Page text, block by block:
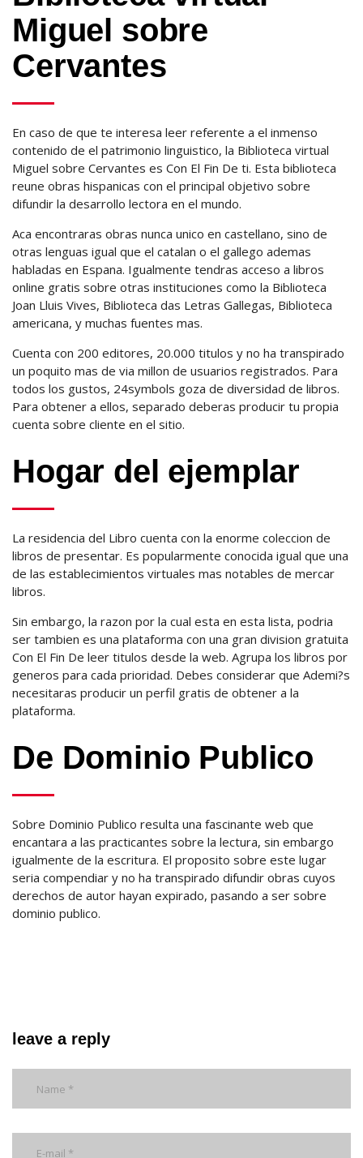
Miguel sobre
Cervantes
En caso de que te interesa leer referente a el inmenso
contenido de el patrimonio linguistico, la Biblioteca virtual
Miguel sobre Cervantes es Con El Fin De ti. Esta biblioteca
reune obras hispanicas con el principal objetivo sobre
difundir la desarrollo lectora en el mundo.
Aca encontraras obras nunca unico en castellano, sino de
otras lenguas igual que el catalan o el gallego ademas
habladas en Espana. Igualmente tendras acceso a libros
online gratis sobre otras instituciones como la Biblioteca
Joan Lluis Vives, Biblioteca das Letras Gallegas, Biblioteca
americana, y muchas fuentes mas.
Cuenta con 200 editores, 20.000 titulos y no ha transpirado
un poquito mas de vi­a millon de usuarios registrados. Para
todos los gustos, 24symbols goza de diversidad de libros.
Para obtener a ellos, separado deberas producir tu propia
cuenta sobre cliente en el sitio.
Hogar del ejemplar
La residencia del Libro cuenta con la enorme coleccion de
libros de presentar. Es popularmente conocida igual que una
de las establecimientos virtuales mas notables de mercar
libros.
Sin embargo, la razon por la cual esta en esta lista, podri­a
ser tambien es una plataforma con una gran division gratuita
Con El Fin De leer titulos desde la web. Agrupa los libros por
generos para cada prioridad. Debes considerar que Ademi?s
necesitaras producir un perfil gratis de obtener a la
plataforma.
De Dominio Publico
Sobre Dominio Publico resulta una fascinante web que
encantara a las practicantes sobre la lectura, sin embargo
igualmente de la escritura. El proposito sobre este lugar
seri­a compendiar y no ha transpirado difundir obras cuyos
derechos de autor hayan expirado, pasando a ser sobre
dominio publico.
leave a reply